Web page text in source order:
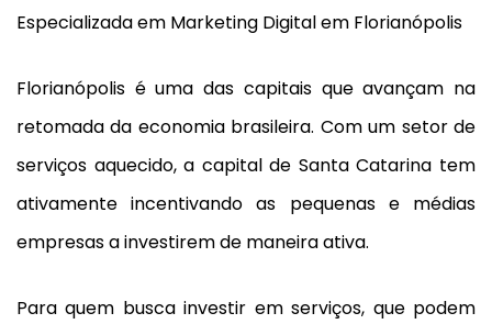
Especializada em Marketing Digital em Florianópolis
Florianópolis é uma das capitais que avançam na
retomada da economia brasileira. Com um setor de
serviços aquecido, a capital de Santa Catarina tem
ativamente incentivando as pequenas e médias
empresas a investirem de maneira ativa.
Para quem busca investir em serviços, que podem